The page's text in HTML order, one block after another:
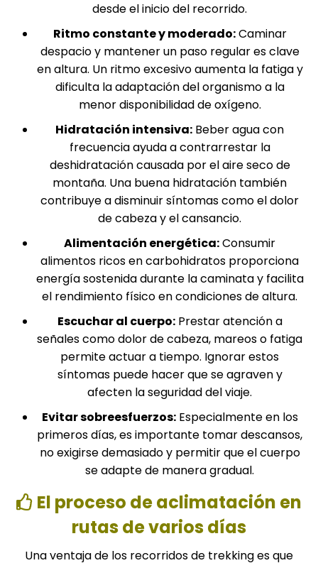
desde el inicio del recorrido.
Ritmo constante y moderado:Caminar
despacio y mantener un paso regular es clave
en altura. Un ritmo excesivo aumenta la fatiga y
dificulta la adaptación del organismo a la
menor disponibilidad de oxígeno.
Hidratación intensiva: Beber agua con
frecuencia ayuda a contrarrestar la
deshidratación causada por el aire seco de
montaña. Una buena hidratación también
contribuye a disminuir síntomas como el dolor
de cabeza y el cansancio.
Alimentación energética:Consumir
alimentos ricos en carbohidratos proporciona
energía sostenida durante la caminata y facilita
el rendimiento físico en condiciones de altura.
Escuchar al cuerpo:Prestar atención a
señales como dolor de cabeza, mareos o fatiga
permite actuar a tiempo. Ignorar estos
síntomas puede hacer que se agraven y
afecten la seguridad del viaje.
Evitar sobreesfuerzos:Especialmente en los
primeros días, es importante tomar descansos,
no exigirse demasiado y permitir que el cuerpo
se adapte de manera gradual.
El proceso de aclimatación en
rutas de varios días
Una ventaja de los recorridos de trekking es que